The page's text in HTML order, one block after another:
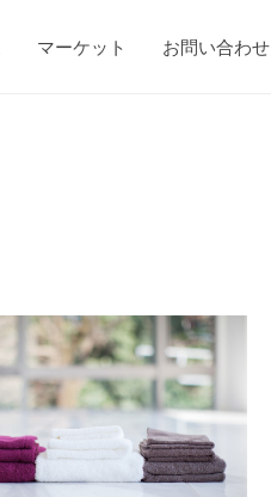
マーケット お問い合わせ